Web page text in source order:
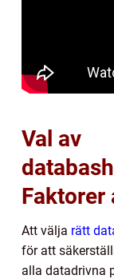
Val av
Faktorer
Att välja rätt
för att
alla datadrivna